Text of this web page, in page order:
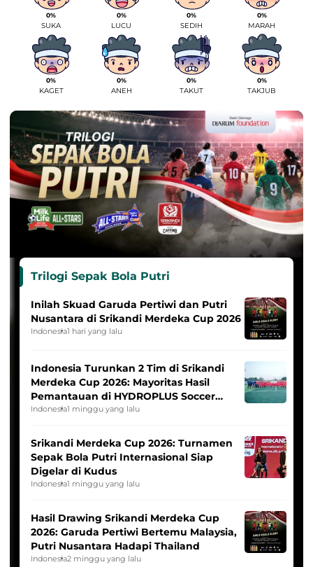
0%
SUKA
0%
LUCU
0%
SEDIH
0%
MARAH
0%
KAGET
0%
ANEH
0%
TAKUT
0%
TAKJUB
Trilogi Sepak Bola Putri
Inilah Skuad Garuda Pertiwi dan Putri
Nusantara di Srikandi Merdeka Cup 2026
Indonesia1 hari yang lalu
Indonesia Turunkan 2 Tim di Srikandi
Merdeka Cup 2026: Mayoritas Hasil
Pemantauan di HYDROPLUS Soccer
League
Indonesia1 minggu yang lalu
Srikandi Merdeka Cup 2026: Turnamen
Sepak Bola Putri Internasional Siap
Digelar di Kudus
Indonesia1 minggu yang lalu
Hasil Drawing Srikandi Merdeka Cup
2026: Garuda Pertiwi Bertemu Malaysia,
Putri Nusantara Hadapi Thailand
Indonesia2 minggu yang lalu